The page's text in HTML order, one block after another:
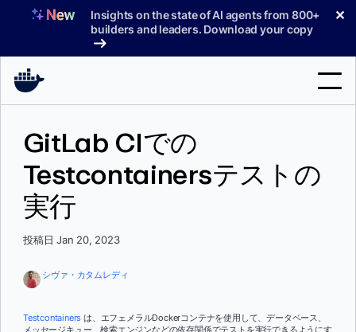
へ
Insights on the state of AI agents from 800+
builders and leaders. Download your copy
✕
サポート
索
サインイン
GitLab CIでの
Testcontainersテストの
実行
投稿日 Jan 20, 2023
シヴァ・カタムレディ
Testcontainers は、エフェメラルDockerコンテナを使用して、データベース、